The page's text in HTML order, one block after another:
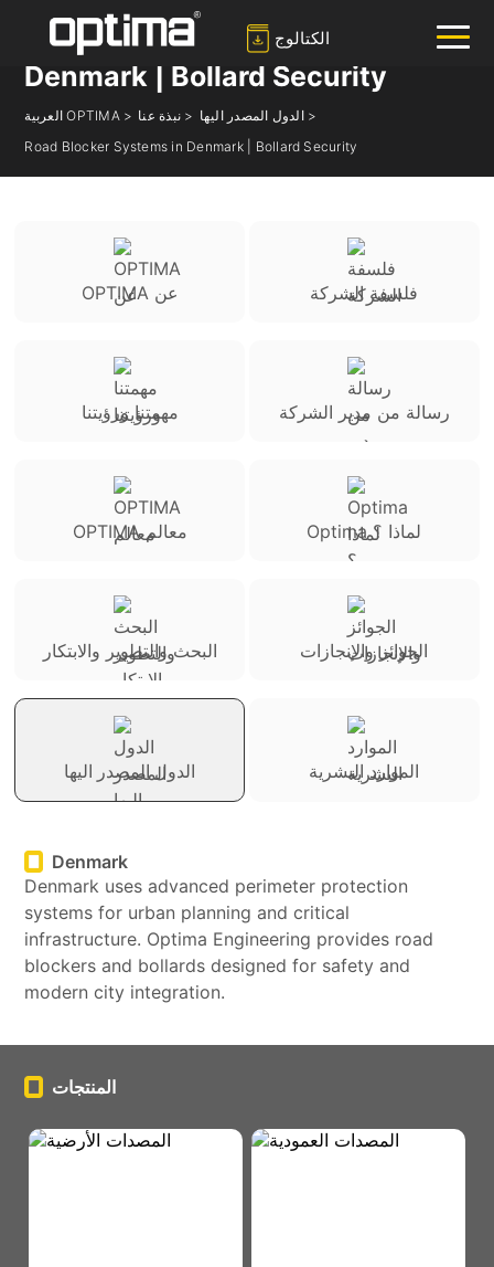
نظام التعرف على لوحات السيارات
الكتالوج
وسائل
التواصل
Road Blocker Systems in
Denmark | Bollard Security
العربية OPTIMA > نبذة عنا >
الدول المصدر اليها >
Road Blocker Systems in Denmark | Bollard Security
OPTIMA عن فلسفة الشركة
مهمتنا ورؤيتنا رسالة من مدير الشركة
OPTIMA معالم Optima لماذا ؟
البحث والتطوير والابتكار الجوائز والإنجازات
الدول المصدر اليها الموارد البشرية
Denmark
Denmark uses advanced perimeter protection
systems for urban planning and critical
infrastructure. Optima Engineering provides road
blockers and bollards designed for safety and
modern city integration.
المنتجات